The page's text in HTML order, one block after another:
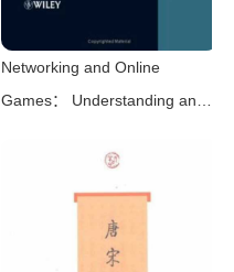
Networking and Online
Games： Understanding and
Internet Games（Grenville
Armitage， Mark Claypool，
Philip Branch）（Wiley 2006）